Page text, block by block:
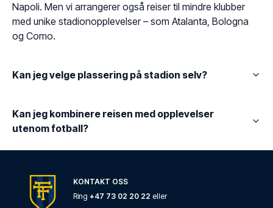
Napoli. Men vi arrangerer også reiser til mindre klubber
med unike stadionopplevelser – som Atalanta, Bologna
og Como.
Kan jeg velge plassering på stadion selv?
Kan jeg kombinere reisen med opplevelser
utenom fotball?
KONTAKT OSS
Ring +47 73 02 20 22 eller